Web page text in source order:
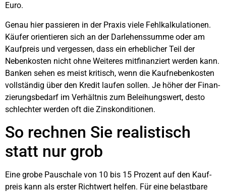
Euro.
Genau hier pas­sie­ren in der Pra­xis vie­le Fehl­kal­ku­la­tio­nen.
Käu­fer ori­en­tie­ren sich an der Dar­le­hens­sum­me oder am
Kauf­preis und ver­ges­sen, dass ein erheb­li­cher Teil der
Neben­kos­ten nicht ohne Wei­te­res mit­fi­nan­ziert wer­den kann.
Ban­ken sehen es meist kri­tisch, wenn die Kauf­ne­ben­kos­ten
voll­stän­dig über den Kre­dit lau­fen sol­len. Je höher der Finan­
zie­rungs­be­darf im Ver­hält­nis zum Belei­hungs­wert, des­to
schlech­ter wer­den oft die Zins­kon­di­tio­nen.
So rech­nen Sie rea­lis­tisch
statt nur grob
Eine gro­be Pau­scha­le von 10 bis 15 Pro­zent auf den Kauf­
preis kann als ers­ter Richt­wert hel­fen. Für eine belast­ba­re